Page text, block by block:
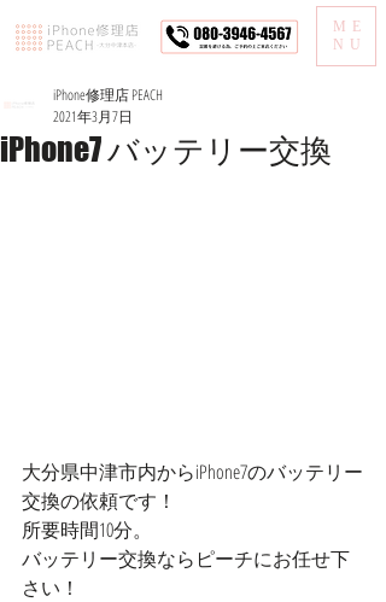
ME
NU
iPhone7 バッテリー交換
iPhone修理店 PEACH
2021年3月7日
大分県中津市内からiPhone7のバッテリー
交換の依頼です！
所要時間10分。
バッテリー交換ならピーチにお任せ下
さい！